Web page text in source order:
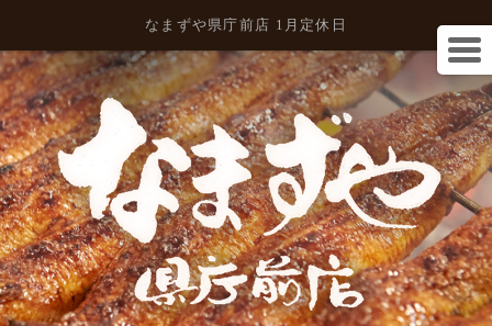
なまずや県庁前店 1月定休日